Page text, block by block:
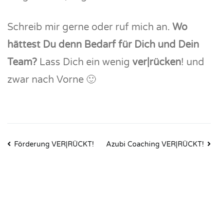
Schreib mir gerne oder ruf mich an. Wo
hättest Du denn Bedarf für Dich und Dein
Team? Lass Dich ein wenig ver|rücken! und
zwar nach Vorne 🙂
Beitragsnavigation
Förderung VER|RÜCKT! Azubi Coaching VER|RÜCKT!